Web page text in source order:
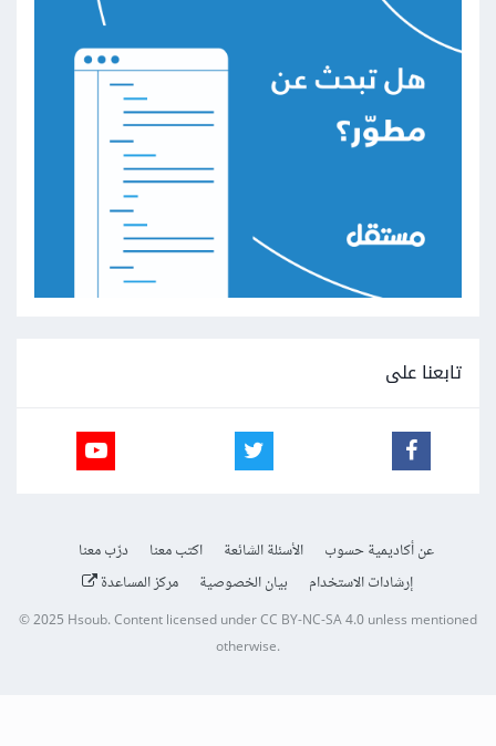
تابعنا على
عن أكاديمية حسوب الأسئلة الشائعة اكتب معنا
درّب معنا
إرشادات الاستخدام
بيان الخصوصية مركز المساعدة
© 2025 Hsoub.Content licensed underCC BY-NC-SA 4.0unless mentioned
otherwise.